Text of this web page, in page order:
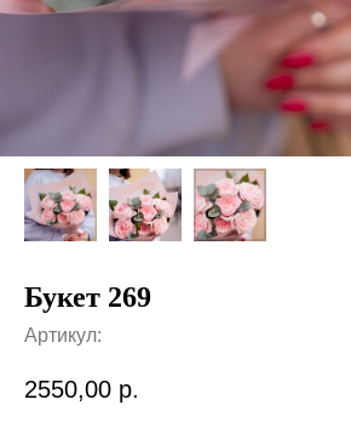
Букет 269
Артикул:
2550,00 р.